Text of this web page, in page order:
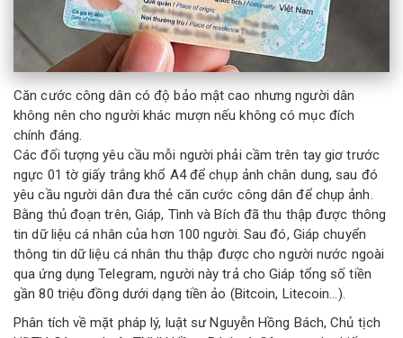
Căn cước công dân có độ bảo mật cao nhưng người dân
không nên cho người khác mượn nếu không có mục đích
chính đáng.
Các đối tượng yêu cầu mỗi người phải cầm trên tay giơ trước
ngực 01 tờ giấy trắng khổ A4 để chụp ảnh chân dung, sau đó
yêu cầu người dân đưa thẻ căn cước công dân để chụp ảnh.
Bằng thủ đoạn trên, Giáp, Tình và Bích đã thu thập được thông
tin dữ liệu cá nhân của hơn 100 người. Sau đó, Giáp chuyển
thông tin dữ liệu cá nhân thu thập được cho người nước ngoài
qua ứng dụng Telegram, người này trả cho Giáp tổng số tiền
gần 80 triệu đồng dưới dạng tiền ảo (Bitcoin, Litecoin…).
Phân tích về mặt pháp lý, luật sư Nguyễn Hồng Bách, Chủ tịch